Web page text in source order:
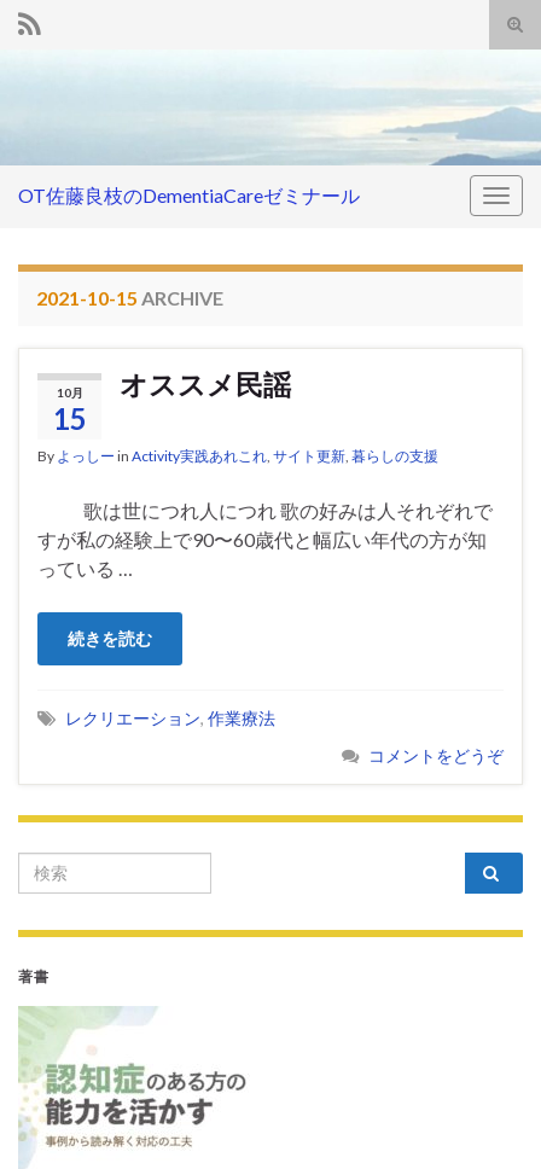
OT佐藤良枝のDementiaCareゼミナール
2021-10-15 ARCHIVE
10月
15
オススメ民謡
By よっしー in Activity実践あれこれ サイト更新 暮らしの支援
歌は世につれ人につれ 歌の好みは人それぞれで
すが私の経験上で90〜60歳代と幅広い年代の方が知
っている …
続きを読む
レクリエーション, 作業療法
コメントをどうぞ
Search for:
著書